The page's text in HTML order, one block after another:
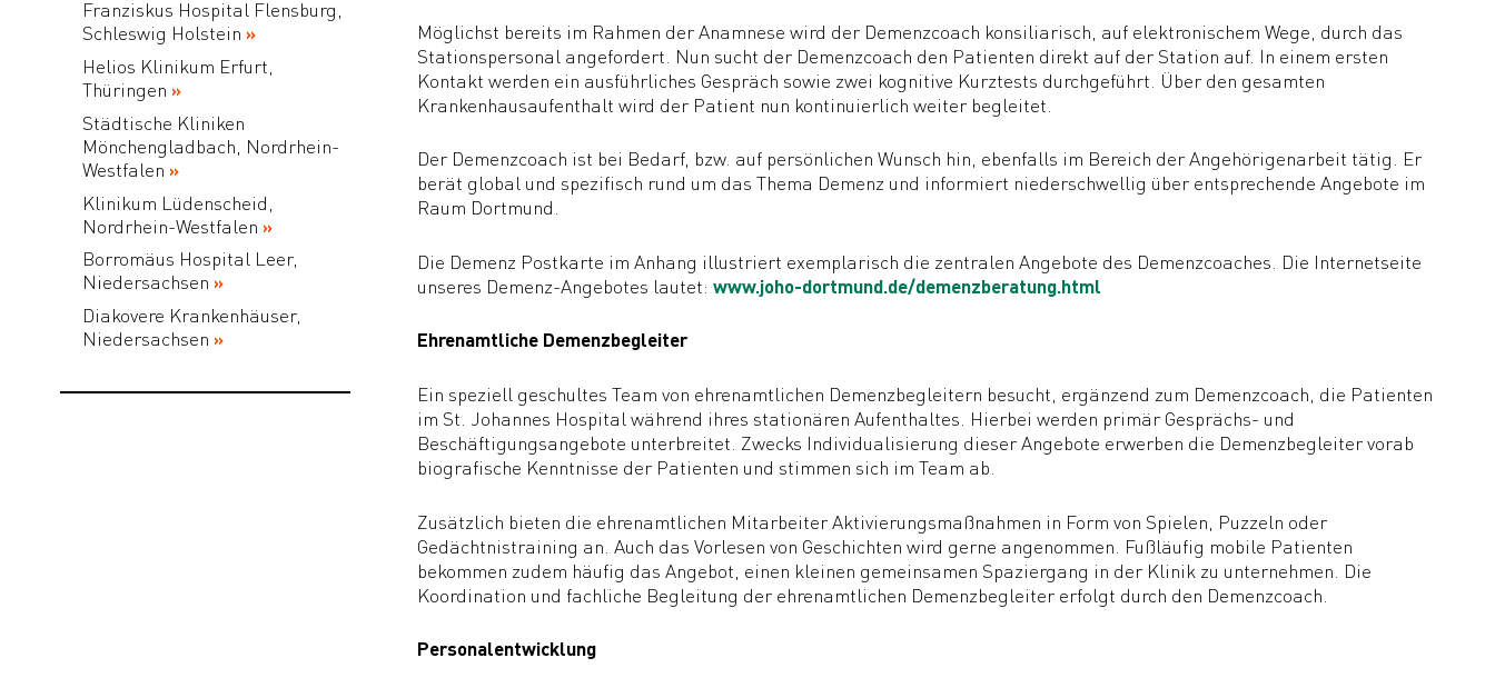
Möglichst bereits im Rahmen der Anamnese wird der Demenzcoach konsiliarisch, auf elektronischem Wege, durch das
Stationspersonal angefordert. Nun sucht der Demenzcoach den Patienten direkt auf der Station auf. In einem ersten
Kontakt werden ein ausführliches Gespräch sowie zwei kognitive Kurztests durchgeführt. Über den gesamten
Krankenhausaufenthalt wird der Patient nun kontinuierlich weiter begleitet.
Der Demenzcoach ist bei Bedarf, bzw. auf persönlichen Wunsch hin, ebenfalls im Bereich der Angehörigenarbeit tätig. Er
berät global und spezifisch rund um das Thema Demenz und informiert niederschwellig über entsprechende Angebote im
Raum Dortmund.
Die Demenz Postkarte im Anhang illustriert exemplarisch die zentralen Angebote des Demenzcoaches. Die Internetseite
unseres Demenz-Angebotes lautet:www.joho-dortmund.de/demenzberatung.html
Ehrenamtliche Demenzbegleiter
Ein speziell geschultes Team von ehrenamtlichen Demenzbegleitern besucht, ergänzend zum Demenzcoach, die Patienten
im St. Johannes Hospital während ihres stationären Aufenthaltes. Hierbei werden primär Gesprächs- und
Beschäftigungsangebote unterbreitet. Zwecks Individualisierung dieser Angebote erwerben die Demenzbegleiter vorab
biografische Kenntnisse der Patienten und stimmen sich im Team ab.
Zusätzlich bieten die ehrenamtlichen Mitarbeiter Aktivierungsmaßnahmen in Form von Spielen, Puzzeln oder
Gedächtnistraining an. Auch das Vorlesen von Geschichten wird gerne angenommen. Fußläufig mobile Patienten
bekommen zudem häufig das Angebot, einen kleinen gemeinsamen Spaziergang in der Klinik zu unternehmen. Die
Koordination und fachliche Begleitung der ehrenamtlichen Demenzbegleiter erfolgt durch den Demenzcoach.
Personalentwicklung
Franziskus Hospital Flensburg,
Schleswig Holstein
Helios Klinikum Erfurt,
Thüringen
Städtische Kliniken
Mönchengladbach, Nordrhein-
Westfalen
Klinikum Lüdenscheid,
Nordrhein-Westfalen
Borromäus Hospital Leer,
Niedersachsen
Diakovere Krankenhäuser,
Niedersachsen